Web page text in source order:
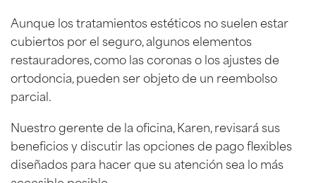
Aunque los tratamientos estéticos no suelen estar
cubiertos por el seguro, algunos elementos
restauradores, como las coronas o los ajustes de
ortodoncia, pueden ser objeto de un reembolso
parcial.
Nuestro gerente de la oficina, Karen, revisará sus
beneficios y discutir las opciones de pago flexibles
diseñados para hacer que su atención sea lo más